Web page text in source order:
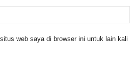
web saya di browser ini untuk lain kali